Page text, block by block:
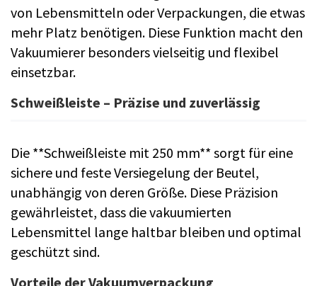
von Lebensmitteln oder Verpackungen, die etwas
mehr Platz benötigen. Diese Funktion macht den
Vakuumierer besonders vielseitig und flexibel
einsetzbar.
Schweißleiste – Präzise und zuverlässig
Die **Schweißleiste mit 250 mm** sorgt für eine
sichere und feste Versiegelung der Beutel,
unabhängig von deren Größe. Diese Präzision
gewährleistet, dass die vakuumierten
Lebensmittel lange haltbar bleiben und optimal
geschützt sind.
Vorteile der Vakuumverpackung